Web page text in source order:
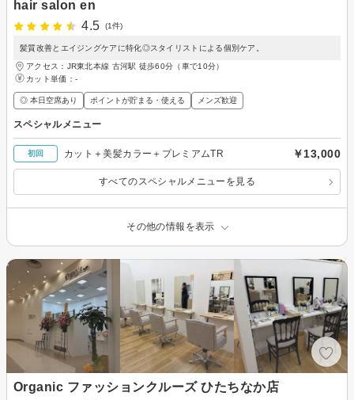
hair salon en
4.5
(1件)
髪質改善とエイジングケアに特化◎スタイリストによる個別ケア。
アクセス：JR東北本線 古河駅 徒歩60分（車で10分）
カット単価： -
◎ 本日空席あり ポイントが貯まる・使える メンズ歓迎
スペシャルメニュー
初回 カット＋美髪カラー＋プレミアムTR ￥13,000
すべてのスペシャルメニューを見る
その他の情報を表示
Organic ファッションクルーズ ひたちなか店